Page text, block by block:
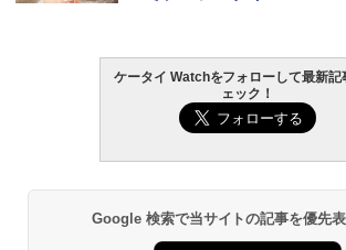
ケータイ Watchをフォローして最新記
ェック！
Google 検索で当サイトの記事を優先